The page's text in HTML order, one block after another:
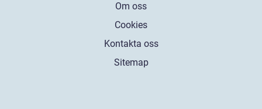
Om oss
Cookies
Kontakta oss
Sitemap